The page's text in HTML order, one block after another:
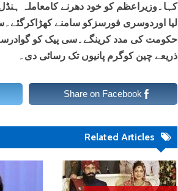
کہا۔وزیراعظم کو خود دھرنے کامعاملہ
لیا اوردوسری فورسزکو سامنے
حکومت کی مدد کرینگے۔سی پیک کو گوادرسے
ذریعے چین کوگرم پانیوں تک رسائی دی۔
Share on Facebook
Related Articles